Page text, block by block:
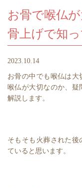
お骨で喉仏
骨上げで知
2023.10.14
お骨の中でも喉仏は
喉仏が大切なのか、疑
解説します。
そもそも火葬された後
ていると思います。